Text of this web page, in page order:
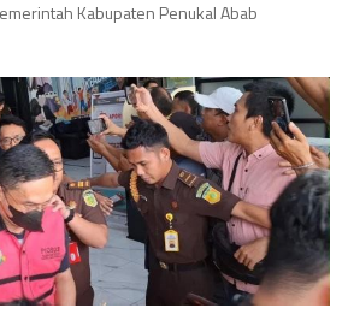
Kabupaten Penukal Abab